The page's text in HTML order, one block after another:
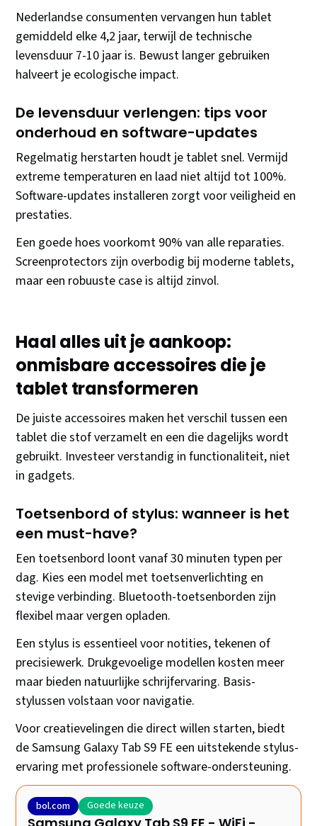
Nederlandse consumenten vervangen hun tablet
gemiddeld elke 4,2 jaar, terwijl de technische
levensduur 7-10 jaar is. Bewust langer gebruiken
halveert je ecologische impact.
De levensduur verlengen: tips voor
onderhoud en software-updates
Regelmatig herstarten houdt je tablet snel. Vermijd
extreme temperaturen en laad niet altijd tot 100%.
Software-updates installeren zorgt voor veiligheid en
prestaties.
Een goede hoes voorkomt 90% van alle reparaties.
Screenprotectors zijn overbodig bij moderne tablets,
maar een robuuste case is altijd zinvol.
Haal alles uit je aankoop:
onmisbare accessoires die je
tablet transformeren
De juiste accessoires maken het verschil tussen een
tablet die stof verzamelt en een die dagelijks wordt
gebruikt. Investeer verstandig in functionaliteit, niet
in gadgets.
Toetsenbord of stylus: wanneer is het
een must-have?
Een toetsenbord loont vanaf 30 minuten typen per
dag. Kies een model met toetsenverlichting en
stevige verbinding. Bluetooth-toetsenborden zijn
flexibel maar vergen opladen.
Een stylus is essentieel voor notities, tekenen of
precisiewerk. Drukgevoelige modellen kosten meer
maar bieden natuurlijke schrijfervaring. Basis-
stylussen volstaan voor navigatie.
Voor creatievelingen die direct willen starten, biedt
de Samsung Galaxy Tab S9 FE een uitstekende stylus-
ervaring met professionele software-ondersteuning.
bol.com Goede keuze